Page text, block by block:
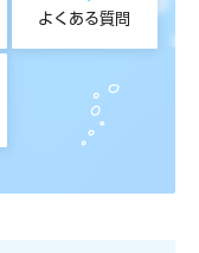
よくある質問